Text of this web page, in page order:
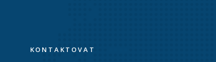
KONTAKTOVAT